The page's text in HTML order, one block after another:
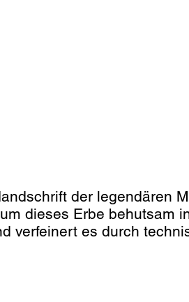
der legendären
dieses Erbe behutsam
verfeinert es durch